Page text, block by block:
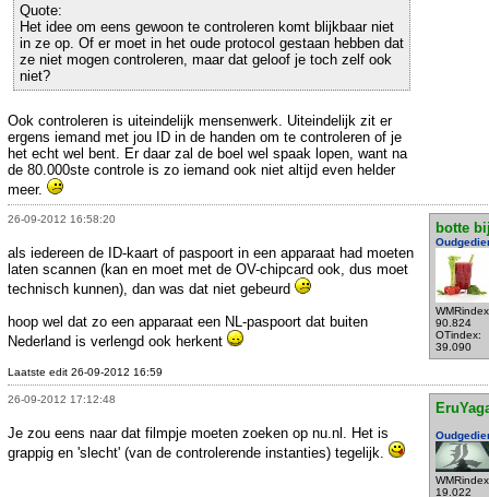
Quote:
Het idee om eens gewoon te controleren komt blijkbaar niet
in ze op. Of er moet in het oude protocol gestaan hebben dat
ze niet mogen controleren, maar dat geloof je toch zelf ook
niet?
Ook controleren is uiteindelijk mensenwerk. Uiteindelijk zit er
ergens iemand met jou ID in de handen om te controleren of je
het echt wel bent. Er daar zal de boel wel spaak lopen, want na
de 80.000ste controle is zo iemand ook niet altijd even helder
meer.
26-09-2012 16:58:20
botte
90.824
OTindex:
39.090
als iedereen de ID-kaart of paspoort in een apparaat had moeten
laten scannen (kan en moet met de OV-chipcard ook, dus moet
technisch kunnen), dan was dat niet gebeurd
hoop wel dat zo een apparaat een NL-paspoort dat buiten
Nederland is verlengd ook herkent
Laatste edit 26-09-2012 16:59
26-09-2012 17:12:48
19.022
Je zou eens naar dat filmpje moeten zoeken op nu.nl. Het is
grappig en 'slecht' (van de controlerende instanties) tegelijk.